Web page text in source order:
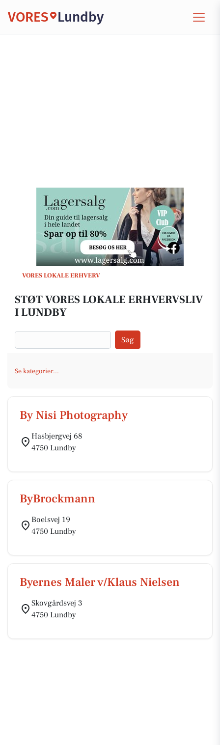
VORES Lundby
VORES LOKALE ERHVERV
STØT VORES LOKALE ERHVERVSLIV
I LUNDBY
Søg
Se kategorier...
By Nisi Photography
Hasbjergvej 68
4750 Lundby
ByBrockmann
Boelsvej 19
4750 Lundby
Byernes Maler v/Klaus Nielsen
Skovgårdsvej 3
4750 Lundby